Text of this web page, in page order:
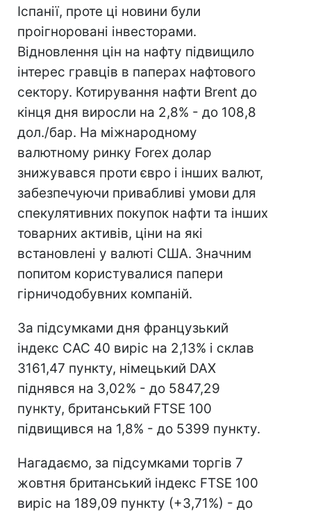
Іспанії, проте ці новини були
проігноровані інвесторами.
Відновлення цін на нафту підвищило
інтерес гравців в паперах нафтового
сектору. Котирування нафти Brent до
кінця дня виросли на 2,8% - до 108,8
дол./бар. На міжнародному
валютному ринку Forex долар
знижувався проти євро і інших валют,
забезпечуючи привабливі умови для
спекулятивних покупок нафти та інших
товарних активів, ціни на які
встановлені у валюті США. Значним
попитом користувалися папери
гірничодобувних компаній.
За підсумками дня французький
індекс CAC 40 виріс на 2,13% і склав
3161,47 пункту, німецький DAX
піднявся на 3,02% - до 5847,29
пункту, британський FTSE 100
підвищився на 1,8% - до 5399 пункту.
Нагадаємо, за підсумками торгів 7
жовтня британський індекс FTSE 100
виріс на 189,09 пункту (+3,71%) - до